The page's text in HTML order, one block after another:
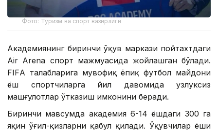
Фото: Туризм ва спорт вазирлиги
Академиянинг биринчи ўқув маркази пойтахтдаги
Air Arena спорт мажмуасида жойлашган бўлади.
FIFА талабларига мувофиқ ёпиқ футбол майдони
ёш спортчиларга йил давомида узлуксиз
машғулотлар ўтказиш имконини беради.
Биринчи мавсумда академия 6-14 ёшдаги 300 га
яқин ўғил-қизларни қабул қилади. Ўқувчилар ёши